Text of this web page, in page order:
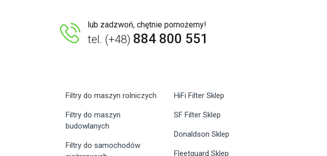
lub zadzwoń, chętnie pomożemy!
tel. (+48) 884 800 551
Filtry do maszyn rolniczych
Filtry do maszyn
budowlanych
Filtry do samochodów
HiFi Filter Sklep
SF Filter Sklep
Donaldson Sklep
Fleetguard Sklep